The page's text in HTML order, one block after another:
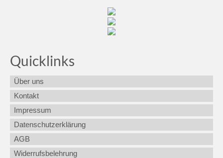
Quicklinks
Über uns
Kontakt
Impressum
Datenschutzerklärung
AGB
Widerrufsbelehrung